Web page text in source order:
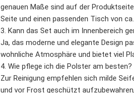
genauen Maße sind auf der
Seite und einen passenden Tisch von
3. Kann das Set auch im Innenbereich
Ja, das moderne und elegante Design
wohnliche Atmosphäre und bietet viel
4. Wie pflege ich die Polster am besten?
Zur Reinigung empfehlen sich milde
und vor Frost geschützt